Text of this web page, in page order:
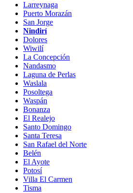
Larreynaga
Puerto Morazán
San Jorge
Nindirí
Dolores
Wiwilí
La Concepción
Nandasmo
Laguna de Perlas
Waslala
Posoltega
Waspán
Bonanza
El Realejo
Santo Domingo
Santa Teresa
San Rafael del Norte
Belén
El Ayote
Potosí
Villa El Carmen
Tisma